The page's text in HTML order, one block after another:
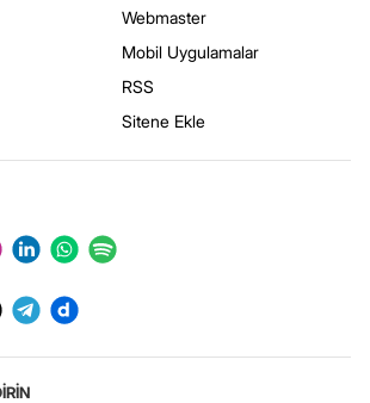
Webmaster
Mobil Uygulamalar
RSS
Sitene Ekle